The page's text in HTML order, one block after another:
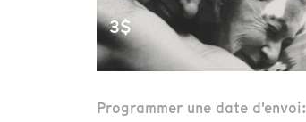
3$
Programmer une date d'envoi: